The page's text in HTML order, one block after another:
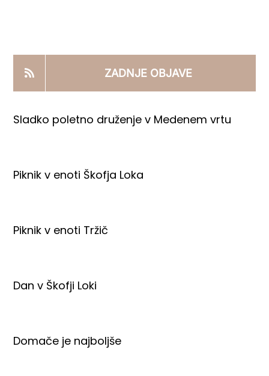
PRODAJNI IZDELKI
AKTUALNO
ZADNJE OBJAVE
Sladko poletno druženje v Medenem vrtu
Piknik v enoti Škofja Loka
Piknik v enoti Tržič
Dan v Škofji Loki
Domače je najboljše